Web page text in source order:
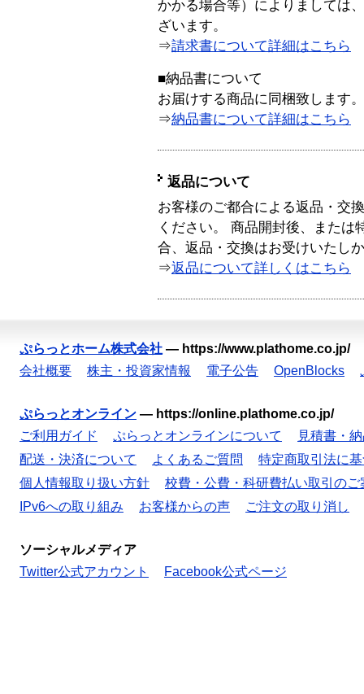
かかる場合等）によりましては
ざいます。
⇒請求書について詳細はこちら
■納品書について
お届けする商品に同梱致します。
⇒納品書について詳細はこちら
返品について
お客様のご都合による返品・交
ください。 商品開封後、または
合、返品・交換はお受けいたし
⇒返品について詳しくはこちら
ぷらっとホーム株式会社 — https://www.plathome.co.jp/
会社概要
株主・投資家情報 電子公告 OpenBlocks
ぷらっとオンライン — https://online.plathome.co.jp/
ご利用ガイド
ぷらっとオンラインについて
見積書・
配送・決済について
よくあるご質問
特定商取引法に
個人情報取り扱い方針
校費・公費・科研費払い取引のご
IPv6への取り組み
お客様からの声 ご注文の取り消し
ソーシャルメディア
Twitter公式アカウント
Facebook公式ページ